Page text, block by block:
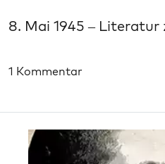
8. Mai 1945 –
1 Kommentar